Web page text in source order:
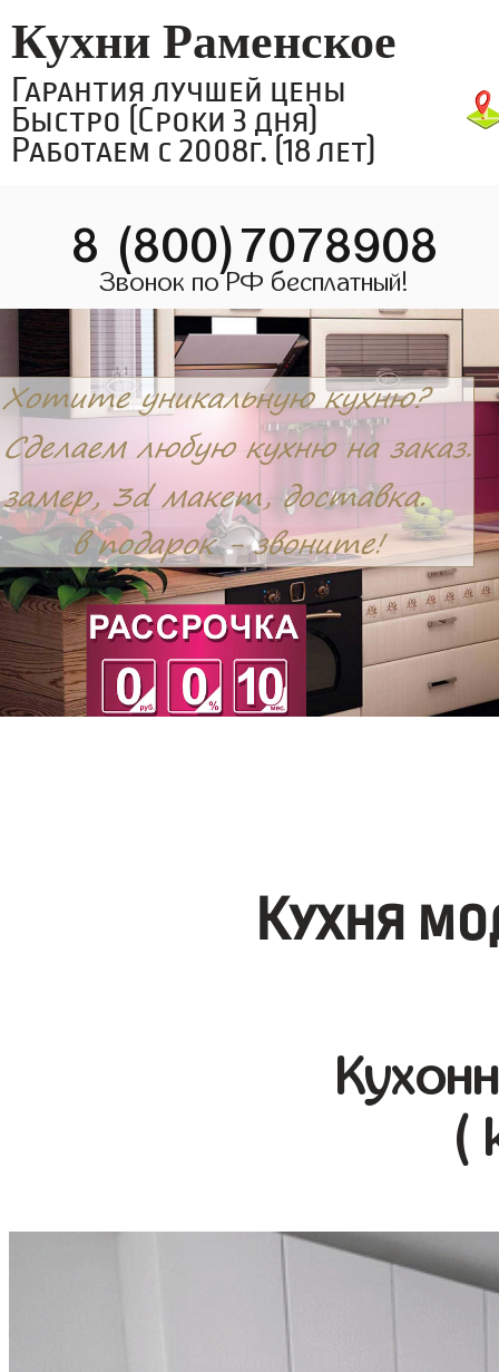
Кухни Раменское
Гарантия лучшей цены
Быстро (Сроки 3 дня)
Работаем с 2008г. (18 лет)
8 (800)7078908
Звонок по РФ бесплатный!
Кухня
(